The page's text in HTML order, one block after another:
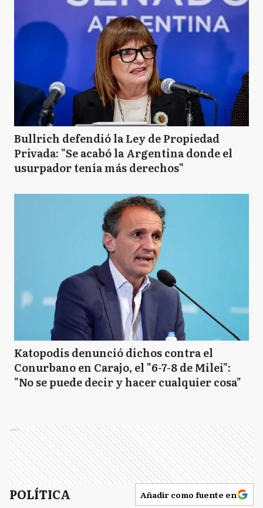
Bullrich defendió la Ley de Propiedad
Privada: "Se acabó la Argentina donde el
usurpador tenía más derechos"
Katopodis denunció dichos contra el
Conurbano en Carajo, el "6-7-8 de Milei":
"No se puede decir y hacer cualquier cosa"
Ads
POLÍTICA Añadir como fuente en